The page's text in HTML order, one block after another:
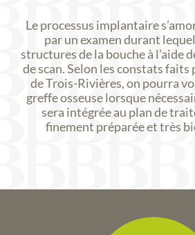
Le processus implantaire
par un examen durant
structures de la bouche à l’aide
de scan. Selon les constats
de Trois-Rivières, on pourra
greffe osseuse lorsque
sera intégrée au plan de
finement préparée et très